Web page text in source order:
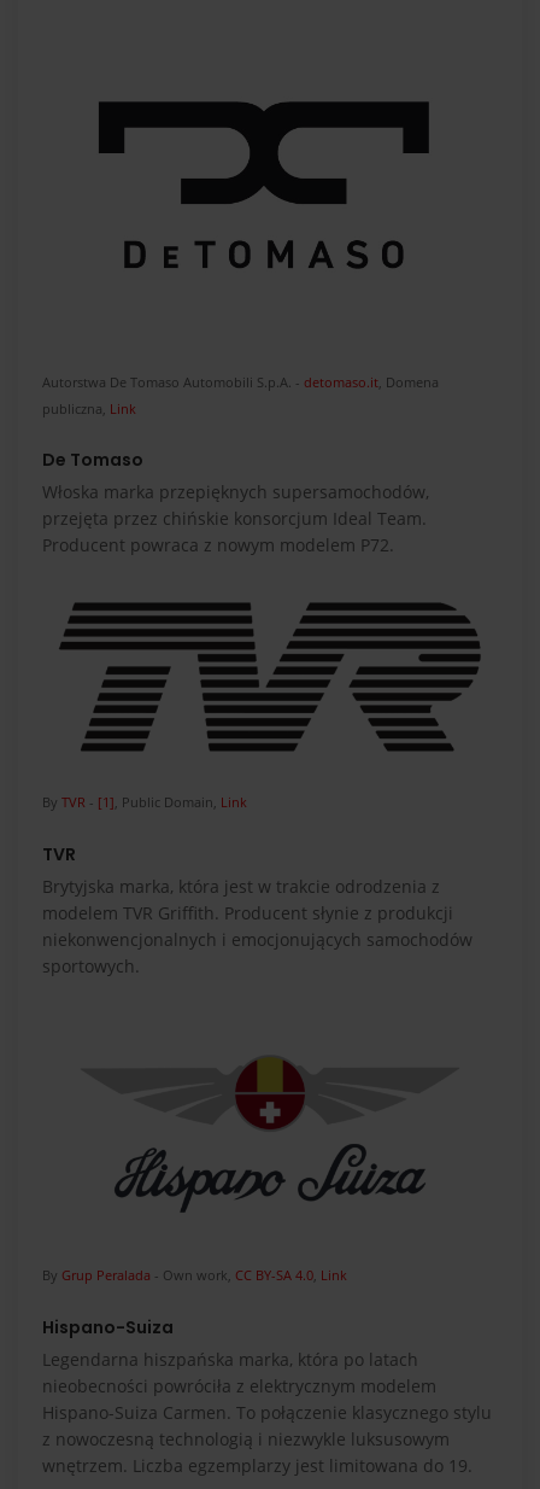
Autorstwa De Tomaso Automobili S.p.A. - detomaso.it, Domena
publiczna, Link
De Tomaso
Włoska marka przepięknych supersamochodów,
przejęta przez chińskie konsorcjum Ideal Team.
Producent powraca z nowym modelem P72.
By TVR - [1], Public Domain, Link
TVR
Brytyjska marka, która jest w trakcie odrodzenia z
modelem TVR Griffith. Producent słynie z produkcji
niekonwencjonalnych i emocjonujących samochodów
sportowych.
By Grup Peralada - Own work, CC BY-SA 4.0, Link
Hispano-Suiza
Legendarna hiszpańska marka, która po latach
nieobecności powróciła z elektrycznym modelem
Hispano-Suiza Carmen. To połączenie klasycznego stylu
z nowoczesną technologią i niezwykle luksusowym
wnętrzem. Liczba egzemplarzy jest limitowana do 19.